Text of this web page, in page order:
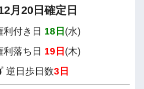
月20日確定日
利付き日 18日 (水)
利落ち日 19日 (木)
逆日歩日数3日